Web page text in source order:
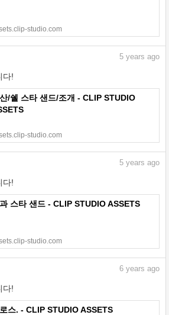
studio.com
다!
5 years ago
/쉘 스타 샌드/조개 - CLIP STUDIO
studio.com
다!
5 years ago
스타 샌드 - CLIP STUDIO ASSETS
studio.com
다!
6 years ago
스. - CLIP STUDIO ASSETS